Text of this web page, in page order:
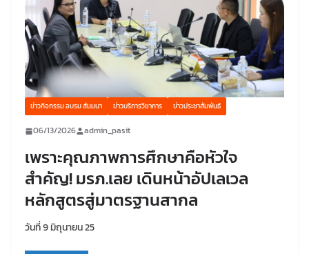
ข่าวกิจกรรม อบรม สัมมนา ข่าวบริการวิชาการ ข่าวประชาสัมพันธ์
06/13/2026 admin_pasit
เพราะคุณภาพการศึกษาคือหัวใจ
สำคัญ! มรภ.เลย เดินหน้าอัปเลเวล
หลักสูตรสู่มาตรฐานสากล
วันที่ 9 มิถุนายน 25